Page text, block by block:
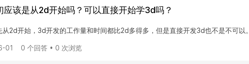
该是从2d开始吗？可以直接开始学3d吗？
从2d开始，3d开发的工作量和时间都比2d多得多，但是直接开发3d也不是不可以。
01 0 个回答 • 0 次浏览